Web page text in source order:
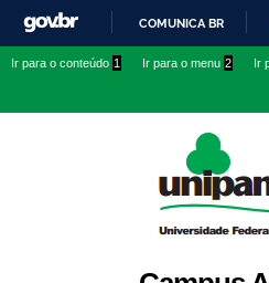
conteúdo
IR
O
COMUNICA BR
Ir para o conteúdo 1 Ir para o menu 2 Ir